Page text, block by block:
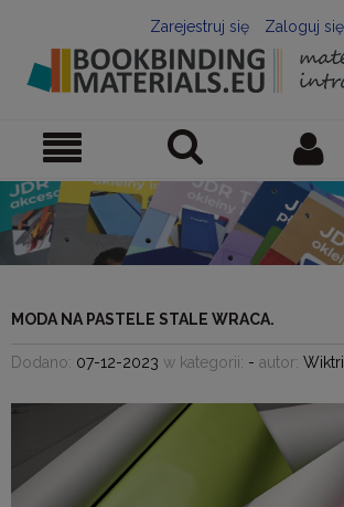
Zarejestruj się Zaloguj się
MODA NA PASTELE STALE WRACA.
Dodano: 07-12-2023 w kategorii: - autor: